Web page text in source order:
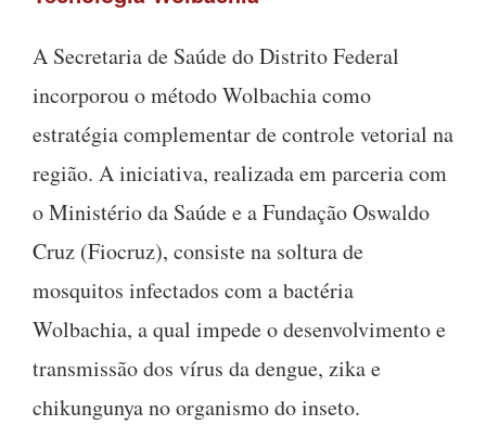
A Secretaria de Saúde do Distrito Federal
incorporou o método Wolbachia como
estratégia complementar de controle vetorial na
região. A iniciativa, realizada em parceria com
o Ministério da Saúde e a Fundação Oswaldo
Cruz (Fiocruz), consiste na soltura de
mosquitos infectados com a bactéria
Wolbachia, a qual impede o desenvolvimento e
transmissão dos vírus da dengue, zika e
chikungunya no organismo do inseto.